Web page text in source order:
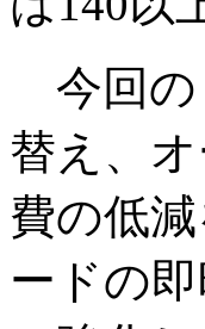
今回の
替え、
費の低
ードの